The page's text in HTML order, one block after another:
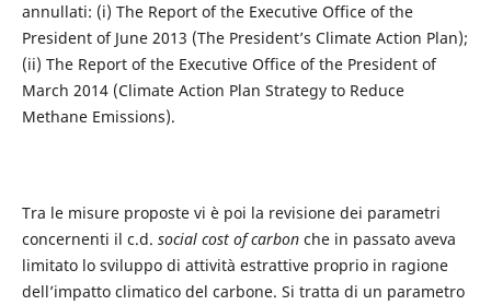
annullati: (i) The Report of the Executive Office of the
President of June 2013 (The President’s Climate Action Plan);
(ii) The Report of the Executive Office of the President of
March 2014 (Climate Action Plan Strategy to Reduce
Methane Emissions).
Tra le misure proposte vi è poi la revisione dei parametri
concernenti il c.d. social cost of carbonche in passato aveva
limitato lo sviluppo di attività estrattive proprio in ragione
dell’impatto climatico del carbone. Si tratta di un parametro